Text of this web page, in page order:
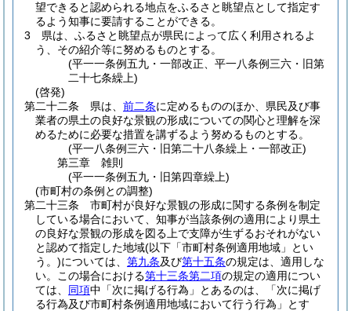
望できると認められる地点をふるさと眺望点として指定す
るよう知事に要請することができる。
3
県は、ふるさと眺望点が県民によって広く利用されるよ
う、その紹介等に努めるものとする。
(平一一条例五九・一部改正、平一八条例三六・旧第
二十七条繰上)
(啓発)
第二十二条
県は、 前二条に定めるもののほか、県民及び事
業者の県土の良好な景観の形成についての関心と理解を深
めるために必要な措置を講ずるよう努めるものとする。
(平一八条例三六・旧第二十八条繰上・一部改正)
第三章
雑則
(平一一条例五九・旧第四章繰上)
(市町村の条例との調整)
第二十三条
市町村が良好な景観の形成に関する条例を制定
している場合において、知事が当該条例の適用により県土
の良好な景観の形成を図る上で支障が生ずるおそれがない
と認めて指定した地域(以下「市町村条例適用地域」とい
う。)については、 第九条及び第十五条の規定は、適用しな
い。
この場合における第十三条第二項の規定の適用につい
ては、 同項中「次に掲げる行為」とあるのは、「次に掲げ
る行為及び市町村条例適用地域において行う行為」とす